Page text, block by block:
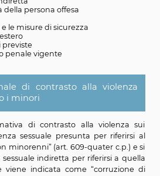
di contrasto alla violenza sessuale
presunta
indiretta
della persona offesa
all’estero
previste
penale vigente
di contrasto alla
i minori